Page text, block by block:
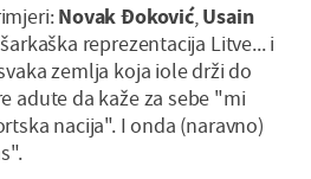
Novak Đoković,Usain
reprezentacija Litve... i
zemlja koja iole drži do
adute da kaže za sebe "mi
nacija". I onda (naravno)